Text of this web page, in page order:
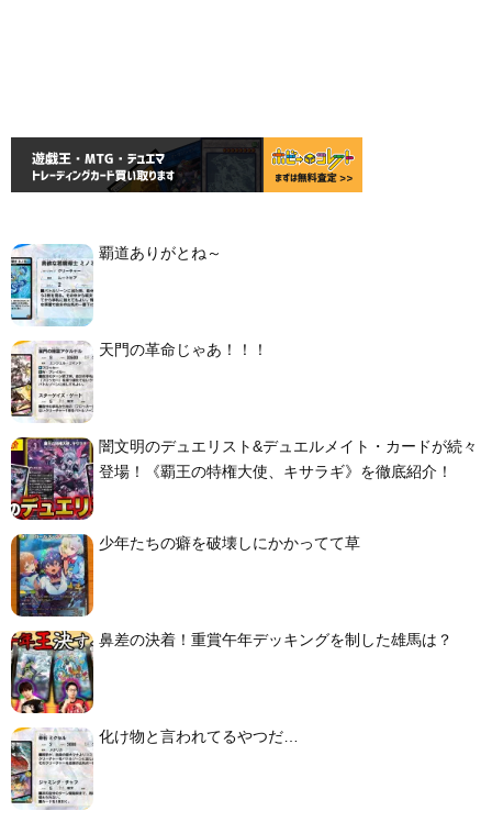
覇道ありがとね～
天門の革命じゃあ！！！
闇文明のデュエリスト&デュエルメイト・カードが続々
登場！《覇王の特権大使、キサラギ》を徹底紹介！
少年たちの癖を破壊しにかかってて草
鼻差の決着！重賞午年デッキングを制した雄馬は？
化け物と言われてるやつだ…